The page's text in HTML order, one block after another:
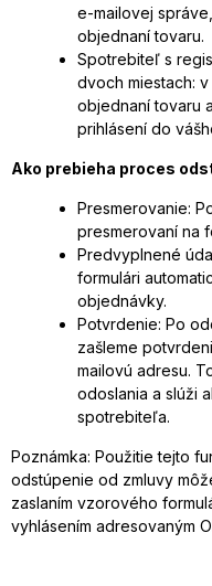
e-mailovej
objednaní tovaru.
Spotrebiteľ s
dvoch miestach:
objednaní tovaru
prihlásení do
Ako prebieha proces
Presmerovanie:
presmerovaní na
Predvyplnené
formulári
objednávky.
Potvrdenie: Po
zašleme
mailovú adresu.
odoslania a slúži
spotrebiteľa.
Poznámka: Použitie tejto
odstúpenie od zmluvy
zaslaním vzorového
vyhlásením adresovaným